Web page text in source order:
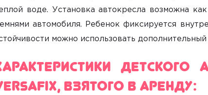
воде. Установка автокресла возможна
автомобиля. Ребенок фиксируется
можно использовать
взятого в аренду: